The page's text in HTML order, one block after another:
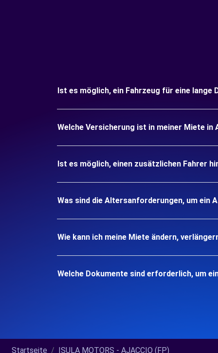
Ist es möglich, ein Fahrzeug für eine lange
Welche Versicherung ist in meiner Miete in
Ist es möglich, einen zusätzlichen Fahrer
Was sind die Altersanforderungen, um ein
Wie kann ich meine Miete ändern,
Welche Dokumente sind erforderlich, um
Startseite ISULA MOTORS - AJACCIO (FP)